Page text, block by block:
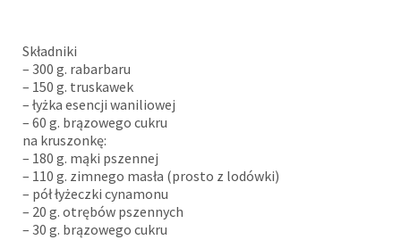
Składniki
– 300 g. rabarbaru
– 150 g. truskawek
– łyżka esencji waniliowej
– 60 g. brązowego cukru
na kruszonkę:
– 180 g. mąki pszennej
– 110 g. zimnego masła (prosto z lodówki)
– pół łyżeczki cynamonu
– 20 g. otrębów pszennych
– 30 g. brązowego cukru